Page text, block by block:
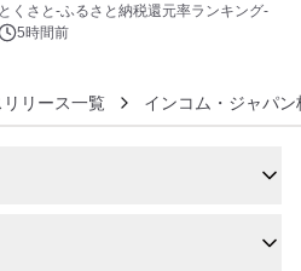
とくさと-ふるさと納税還元率ランキング-
5時間前
リース一覧 インコム・ジャパン